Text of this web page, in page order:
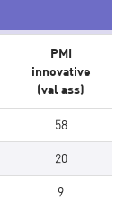
PMI
innovative
(val ass)
58
20
9